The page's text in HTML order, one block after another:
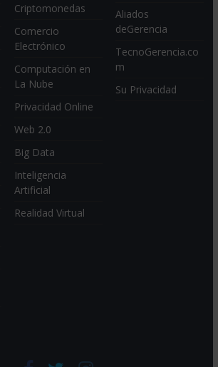
Criptomonedas
Comercio
Electrónico
Computación en
La Nube
Privacidad Online
Web 2.0
Big Data
Inteligencia
Artificial
Realidad Virtual
Aliados
deGerencia
TecnoGerencia.co
m
Su Privacidad